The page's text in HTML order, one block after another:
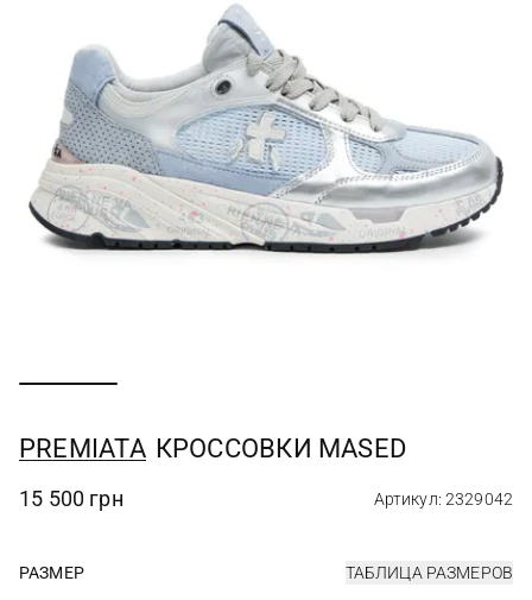
PREMIATA КРОССОВКИ MASED
15 500 грн Артикул: 2329042
РАЗМЕР ТАБЛИЦА РАЗМЕРОВ